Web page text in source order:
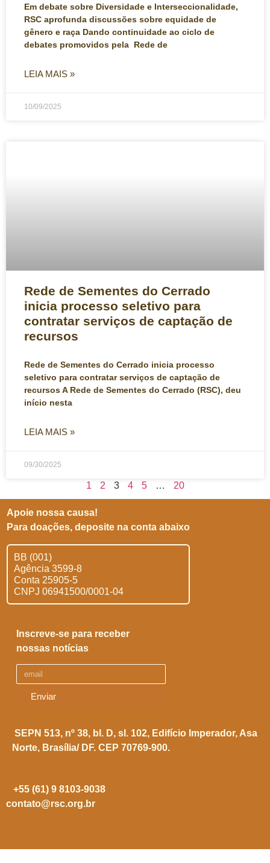
Em debate sobre Diversidade e Interseccionalidade,
RSC aprofunda discussões sobre equidade de
gênero e raça Dando continuidade ao ciclo de
debates promovidos pela Rede de
LEIA MAIS »
10/09/2025
Rede de Sementes do Cerrado
inicia processo seletivo para
contratar serviços de captação de
recursos
Rede de Sementes do Cerrado inicia processo
seletivo para contratar serviços de captação de
recursos A Rede de Sementes do Cerrado (RSC), deu
início nesta
LEIA MAIS »
09/30/2025
1 2 3 4 5 … 20
Apoie nossa causa!
Para doações, deposite na conta abaixo
BB (001)
Agência 3599-8
Conta 25905-5
CNPJ 06941500/0001-04
Enviar
Inscreve-se para receber
nossas notícias
SEPN 513, nº 38, bl. D, sl. 102, Edifício Imperador, Asa
Norte, Brasília/ DF. CEP 70769-900.
+55 (61) 9 8103-9038
contato@rsc.org.br